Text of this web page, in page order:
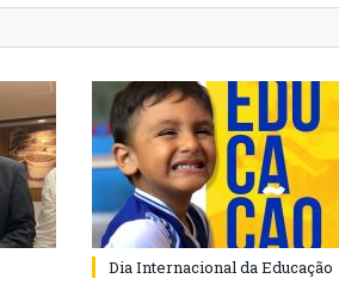
Dia Internacional da Educação